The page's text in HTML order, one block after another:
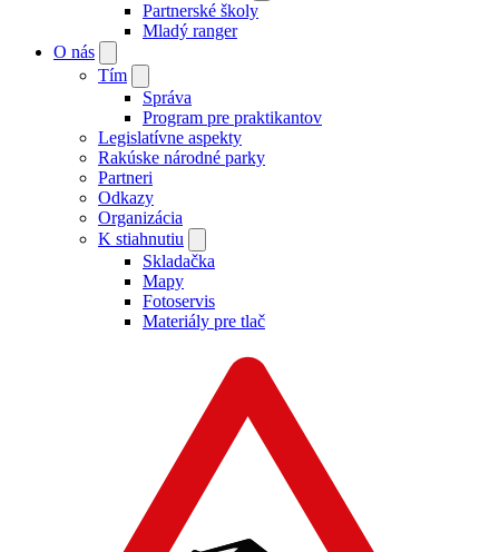
Partnerské školy
Mladý ranger
O nás
Tím
Správa
Program pre praktikantov
Legislatívne aspekty
Rakúske národné parky
Partneri
Odkazy
Organizácia
K stiahnutiu
Skladačka
Mapy
Fotoservis
Materiály pre tlač